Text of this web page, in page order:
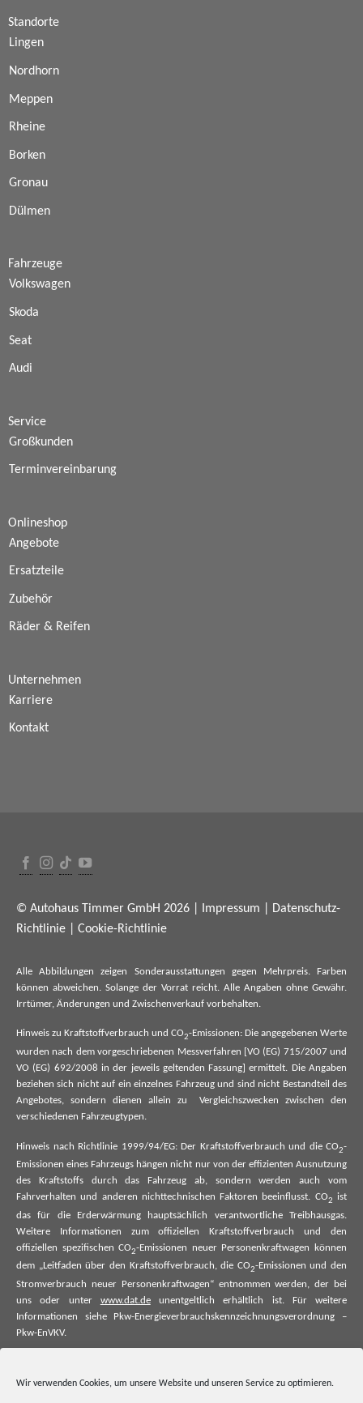
Wir verwenden Cookies, um unsere Website und unseren Service zu optimieren.
Standorte
Lingen
Nordhorn
Meppen
Rheine
Borken
Gronau
Dülmen
Fahrzeuge
Volkswagen
Skoda
Seat
Audi
Service
Großkunden
Terminvereinbarung
Onlineshop
Angebote
Ersatzteile
Zubehör
Räder & Reifen
Unternehmen
Karriere
Kontakt
© Autohaus Timmer GmbH 2026 | Impressum
Datenschutz-
Richtlinie
Cookie-Richtlinie
Alle Abbildungen zeigen Sonderausstattungen gegen Mehrpreis. Farben
können abweichen. Solange der Vorrat reicht. Alle Angaben ohne Gewähr.
Irrtümer, Änderungen und Zwischenverkauf vorbehalten.
Hinweis zu Kraftstoffverbrauch und CO2-Emissionen: Die angegebenen Werte
wurden nach dem vorgeschriebenen Messverfahren [VO (EG) 715/2007 und
VO (EG) 692/2008 in der jeweils geltenden Fassung] ermittelt. Die Angaben
beziehen sich nicht auf ein einzelnes Fahrzeug und sind nicht Bestandteil des
Angebotes, sondern dienen allein zu Vergleichszwecken zwischen den
verschiedenen Fahrzeugtypen.
Hinweis nach Richtlinie 1999/94/EG: Der Kraftstoffverbrauch und die CO2-
Emissionen eines Fahrzeugs hängen nicht nur von der effizienten Ausnutzung
des Kraftstoffs durch das Fahrzeug ab, sondern werden auch vom
Fahrverhalten und anderen nichttechnischen Faktoren beeinflusst. CO2
ist
das für die Erderwärmung hauptsächlich verantwortliche Treibhausgas.
Weitere Informationen zum offiziellen Kraftstoffverbrauch und den
offiziellen spezifischen CO2-Emissionen neuer Personenkraftwagen können
dem „Leitfaden über den Kraftstoffverbrauch, die CO2-Emissionen und den
Stromverbrauch neuer Personenkraftwagen“ entnommen werden, der bei
uns oder unter www.dat.deunentgeltlich erhältlich ist. Für weitere
Informationen siehe Pkw-Energieverbrauchskennzeichnungsverordnung –
Pkw-EnVKV.
offiziellen spezifischen CO₂-Emissionen und ggf. zum Stromverbrauch neuer